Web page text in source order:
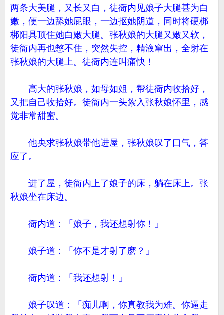
两条大美腿，又长又白，徒衙内见娘子大腿甚为白
嫩，便一边舔她屁眼，一边抠她阴道，同时将硬梆
梆阳具顶住她白嫩大腿。张秋娘的大腿又嫩又软，
徒衙内再也憋不住，突然失控，精液窜出，全射在
张秋娘的大腿上。徒衙内连叫痛快！
高大的张秋娘，如母如姐，帮徒衙内收拾好，
又把自己收拾好。徒衙内一头紮入张秋娘怀里，感
觉非常甜蜜。
他央求张秋娘带他进屋，张秋娘叹了口气，答
应了。
进了屋，徒衙内上了娘子的床，躺在床上。张
秋娘坐在床边。
衙内道：「娘子，我还想射你！」
娘子道：「你不是才射了麽？」
衙内道：「我还想射！」
娘子叹道：「痴儿啊，你真教我为难。你逼走